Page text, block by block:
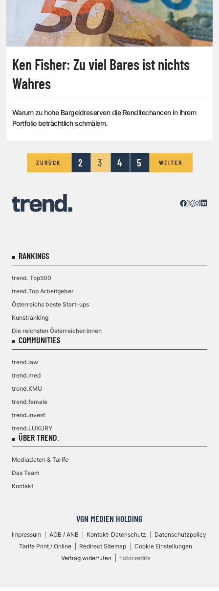
Ken Fisher: Zu viel Bares ist nichts
Wahres
Warum zu hohe Bargeldreserven die Renditechancen in Ihrem
Portfolio beträchtlich schmälern.
ZURÜCK 2 3 4 5 WEITER
RANKINGS
trend. Top500
trend.Top Arbeitgeber
Österreichs beste Start-ups
Kunstranking
Die reichsten Österreicher:innen
COMMUNITIES
trend.law
trend.med
trend.KMU
trend.female
trend.invest
trend.LUXURY
ÜBER TREND.
Mediadaten & Tarife
Das Team
Kontakt
VGN MEDIEN HOLDING
Impressum AGB / ANB Kontakt-Datenschutz
Datenschutzpolicy
Tarife Print / Online
Redirect Sitemap
Cookie Einstellungen
Vertrag widerrufen
Fotocredits